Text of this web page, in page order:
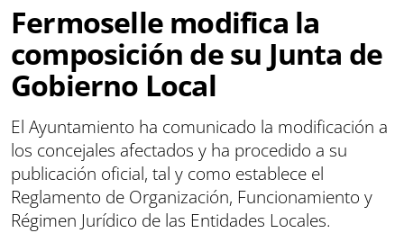
Fermoselle modifica la
composición de su Junta de
Gobierno Local
El Ayuntamiento ha comunicado la modificación a
los concejales afectados y ha procedido a su
publicación oficial, tal y como establece el
Reglamento de Organización, Funcionamiento y
Régimen Jurídico de las Entidades Locales.